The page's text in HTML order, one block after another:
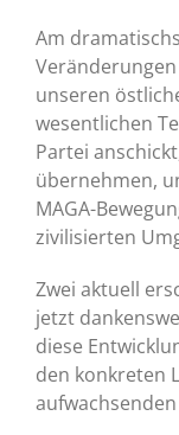
Am
unseren
wesentlichen
Partei
übernehmen,
MAGA-
zivilisierten
Zwei aktuell
jetzt
diese
den konkreten